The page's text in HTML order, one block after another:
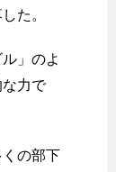
た。
」のよ
力で
の部下